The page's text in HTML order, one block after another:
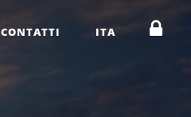
CONTATTI ITA